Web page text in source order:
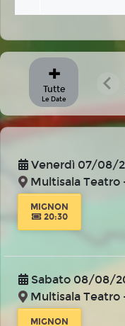
+
Tutte
Le Date
Venerdì 07/08/
Multisala Teatro
MIGNON
20:30
Sabato 08/08/
Multisala Teatro
MIGNON